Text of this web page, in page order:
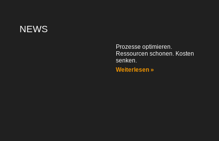
NEWS
Prozesse optimieren.
Ressourcen schonen. Kosten
senken.
Weiterlesen »